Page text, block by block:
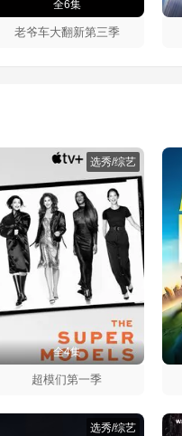
全6集
老爷车大翻新第三季
全4集
选秀/综艺
超模们第一季
选秀/综艺